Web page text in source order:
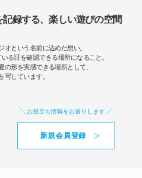
録する、楽しい遊びの空間
オという名前に込めた想い。
る証を確認できる場所になること。
形を実感できる場所として、
写しています。
お役立ち情報をお送りします
新規会員登録